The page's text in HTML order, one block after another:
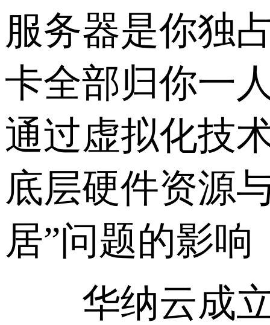
服务器是你独
卡全部归你一
通过虚拟化技
底层硬件资源
居”问题的影
华纳云成立